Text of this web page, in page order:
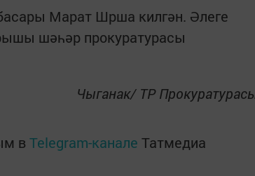
Марат Шрша килгән. Әлеге
шәһәр прокуратурасы
Чыганак/ ТР
в Telegram-канале Татмедиа